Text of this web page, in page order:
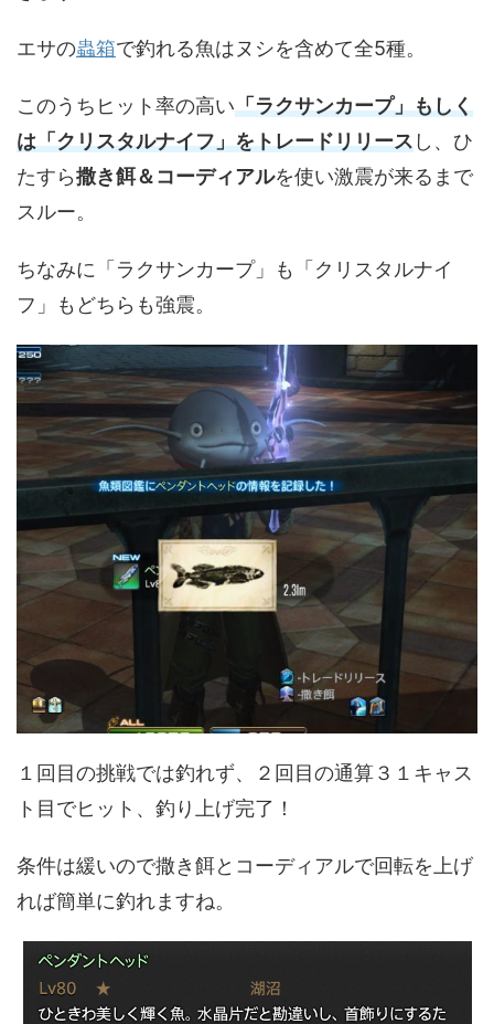
エサの蟲箱で釣れる魚はヌシを含めて全5種。
このうちヒット率の高い「ラクサンカープ」もしく
は「クリスタルナイフ」をトレードリリースし、ひ
たすら撒き餌＆コーディアルを使い激震が来るまで
スルー。
ちなみに「ラクサンカープ」も「クリスタルナイ
フ」もどちらも強震。
１回目の挑戦では釣れず、２回目の通算３１キャス
ト目でヒット、釣り上げ完了！
条件は緩いので撒き餌とコーディアルで回転を上げ
れば簡単に釣れますね。